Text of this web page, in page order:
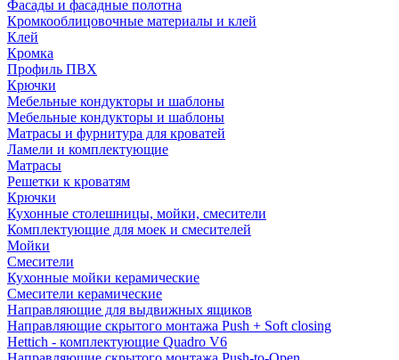
Фасады и фасадные полотна
Кромкооблицовочные материалы и клей
Клей
Кромка
Профиль ПВХ
Крючки
Мебельные кондукторы и шаблоны
Мебельные кондукторы и шаблоны
Матрасы и фурнитура для кроватей
Ламели и комплектующие
Матрасы
Решетки к кроватям
Крючки
Кухонные столешницы, мойки, смесители
Комплектующие для моек и смесителей
Мойки
Смесители
Кухонные мойки керамические
Смесители керамические
Направляющие для выдвижных ящиков
Направляющие скрытого монтажа Push + Soft closing
Hettich - комплектующие Quadro V6